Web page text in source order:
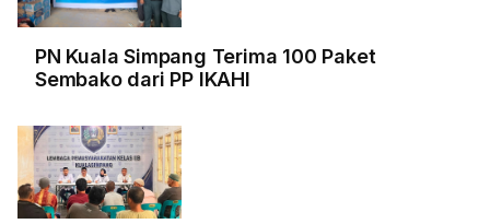
PN Kuala Simpang Terima 100 Paket
Sembako dari PP IKAHI